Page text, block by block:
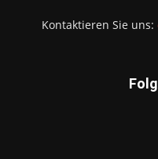
Kontaktieren Sie uns: